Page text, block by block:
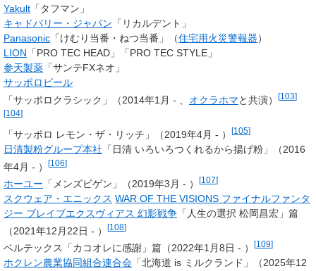
Yakult 「タフマン」
キャドバリー・ジャパン 「リカルデント」
Panasonic 「けむり当番・ねつ当番」（住宅用火災警報器）
LION 「PRO TEC HEAD」「PRO TEC STYLE」
参天製薬 「サンテFXネオ」
サッポロビール
「サッポロクラシック」（2014年1月 - 、 オクラホマ と共演） [103]
[104]
「サッポロ レモン・ザ・リッチ」（2019年4月 - ） [105]
日清製粉グループ本社 「日清 いろいろつくれるから揚げ粉」（2016
年4月 - ）
[106]
ホーユー 「メンズビゲン」（2019年3月 - ） [107]
スクウェア・エニックス WAR OF THE VISIONS ファイナルファンタ
ジー ブレイブエクスヴィアス 幻影戦争 「人生の選択 松岡昌宏」篇
（2021年12月22日 - ）
[108]
ベルテックス「カコオレに感謝」篇（2022年1月8日 - ） [109]
ホクレン農業協同組合連合会 「北海道 is ミルクランド」（2025年12